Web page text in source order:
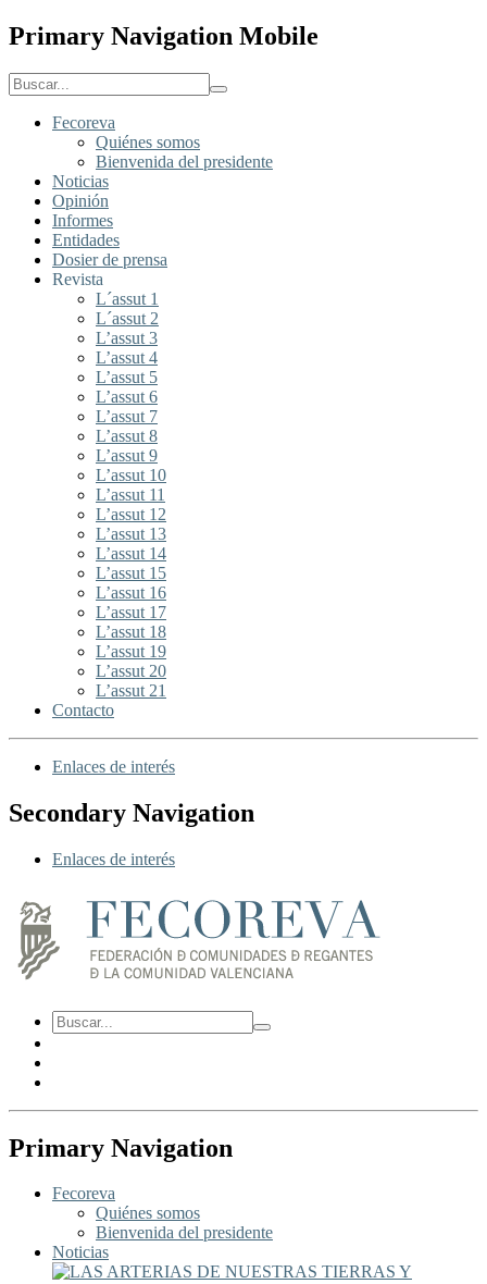
Primary Navigation Mobile
Fecoreva
Quiénes somos
Bienvenida del presidente
Noticias
Opinión
Informes
Entidades
Dosier de prensa
Revista
L´assut 1
L´assut 2
L’assut 3
L’assut 4
L’assut 5
L’assut 6
L’assut 7
L’assut 8
L’assut 9
L’assut 10
L’assut 11
L’assut 12
L’assut 13
L’assut 14
L’assut 15
L’assut 16
L’assut 17
L’assut 18
L’assut 19
L’assut 20
L’assut 21
Contacto
Enlaces de interés
Secondary Navigation
Enlaces de interés
Primary Navigation
Fecoreva
Quiénes somos
Bienvenida del presidente
Noticias